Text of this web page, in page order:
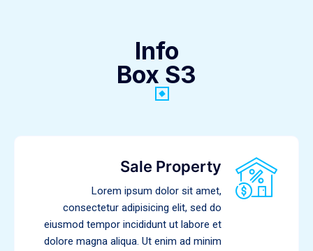
Info
Box S3
Sale Property
Lorem ipsum dolor sit amet,
consectetur adipisicing elit, sed do
eiusmod tempor incididunt ut labore et
dolore magna aliqua. Ut enim ad minim